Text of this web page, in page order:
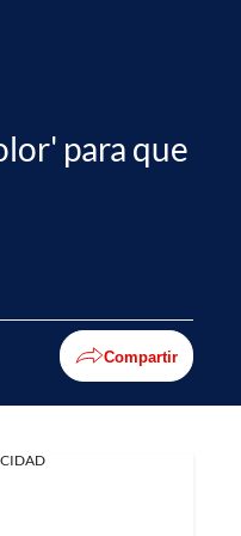
para que
Compartir